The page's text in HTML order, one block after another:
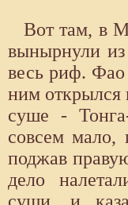
Вот там, в
вынырнули
весь риф. Фао
ним открылся
суше -
совсем мало,
поджав
дело
суши, и